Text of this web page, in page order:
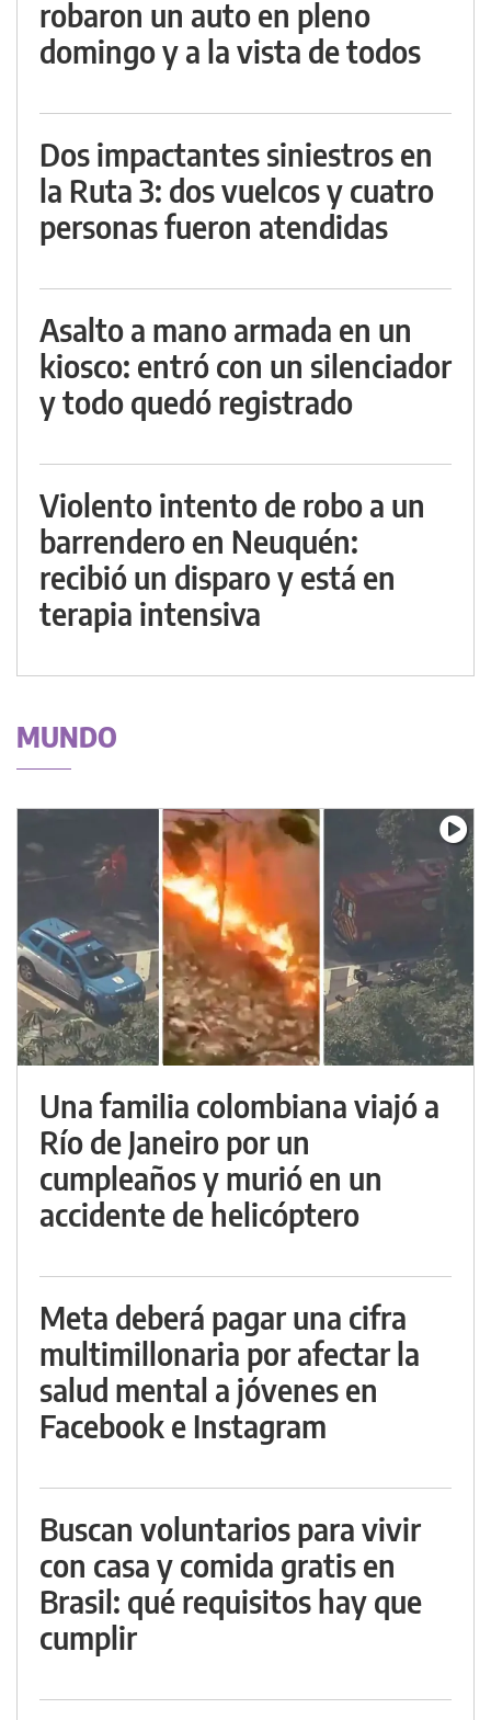
robaron un auto en pleno
domingo y a la vista de todos
Dos impactantes siniestros en
la Ruta 3: dos vuelcos y cuatro
personas fueron atendidas
Asalto a mano armada en un
kiosco: entró con un silenciador
y todo quedó registrado
Violento intento de robo a un
barrendero en Neuquén:
recibió un disparo y está en
terapia intensiva
MUNDO
Una familia colombiana viajó a
Río de Janeiro por un
cumpleaños y murió en un
accidente de helicóptero
Meta deberá pagar una cifra
multimillonaria por afectar la
salud mental a jóvenes en
Facebook e Instagram
Buscan voluntarios para vivir
con casa y comida gratis en
Brasil: qué requisitos hay que
cumplir